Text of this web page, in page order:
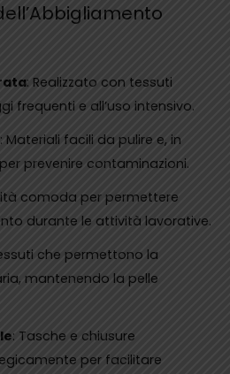
: Realizzato con tessuti
frequenti e all’uso intensivo.
: Materiali facili da pulire e, in
prevenire contaminazioni.
comoda per permettere
durante le attività lavorative.
che permettono la
mantenendo la pelle
: Tasche e chiusure
per facilitare